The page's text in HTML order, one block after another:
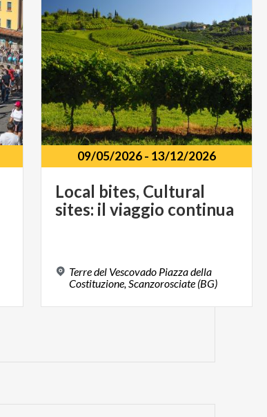
09/05/2026- 13/12/2026
Local bites, Cultural
sites: il viaggio continua
Terre del Vescovado Piazza della
Costituzione, Scanzorosciate (BG)